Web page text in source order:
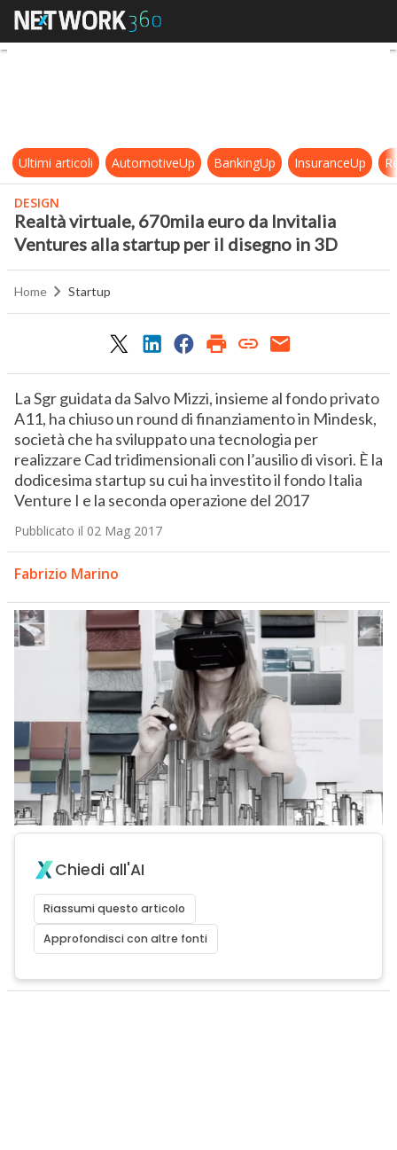
Realtà virtuale, 670mila euro da
Ultimi articoli AutomotiveUp BankingUp InsuranceUp
DESIGN
Realtà virtuale, 670mila euro da Invitalia
Ventures alla startup per il disegno in 3D
Home Startup
La Sgr guidata da Salvo Mizzi, insieme al fondo privato
A11, ha chiuso un round di finanziamento in Mindesk,
società che ha sviluppato una tecnologia per
realizzare Cad tridimensionali con l’ausilio di visori. È la
dodicesima startup su cui ha investito il fondo Italia
Venture I e la seconda operazione del 2017
Pubblicato il 02 Mag 2017
Fabrizio Marino
Chiedi all'AI
Riassumi questo articolo
Approfondisci con altre fonti